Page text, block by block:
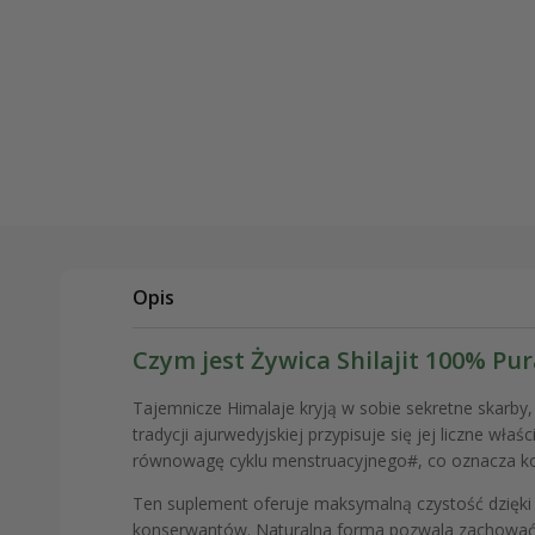
Opis
Czym jest Żywica Shilajit 100%
Tajemnicze Himalaje kryją w sobie sekretne
tradycji ajurwedyjskiej przypisuje się jej liczne
równowagę cyklu menstruacyjnego#, co oznacza
Ten suplement oferuje maksymalną czystość
konserwantów. Naturalna forma pozwala